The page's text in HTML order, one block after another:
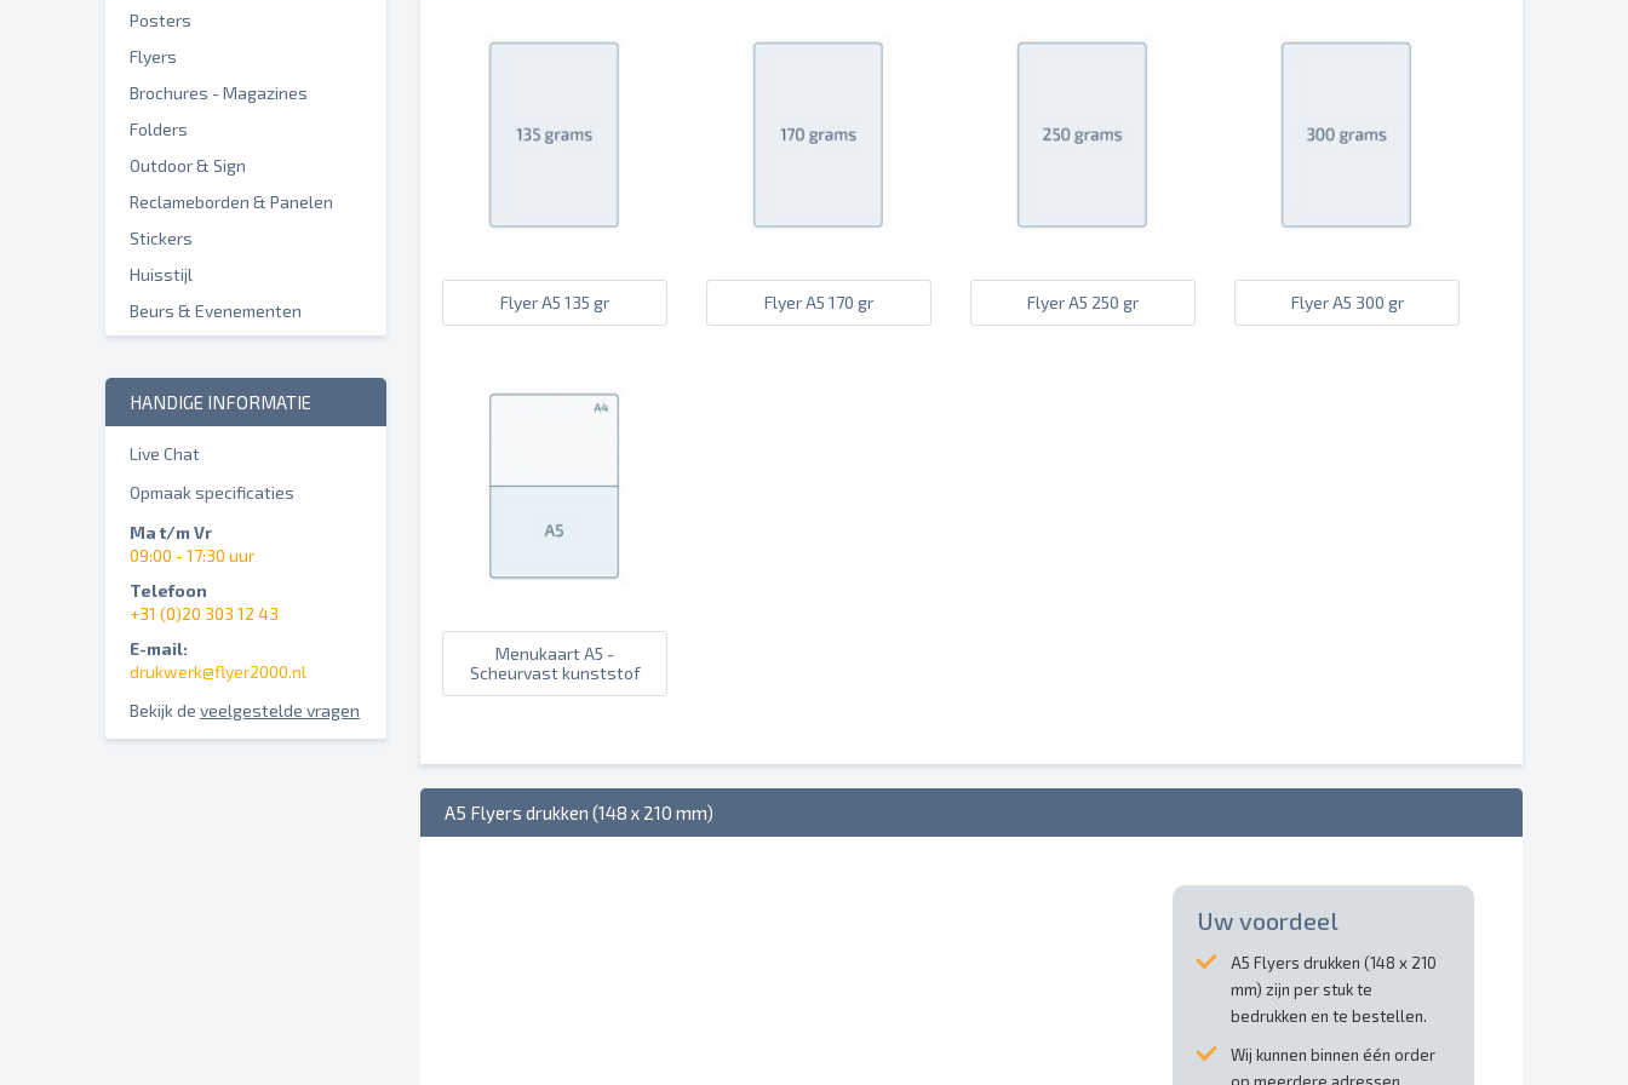
Posters
Flyers
Brochures - Magazines
Folders
Outdoor & Sign
Reclameborden & Panelen
Stickers
Huisstijl
Beurs & Evenementen
HANDIGE INFORMATIE
Live Chat
Opmaak specificaties
Ma t/m Vr
09:00 - 17:30 uur
Telefoon
+31 (0)20 303 12 43
E-mail:
drukwerk@flyer2000.nl
Bekijk de veelgestelde vragen
Flyer A5 135 gr Flyer A5 170 gr Flyer A5 250 gr Flyer A5 300 gr
Menukaart A5 -
Scheurvast kunststof
A5 Flyers drukken (148 x 210 mm)
Uw voordeel
A5 Flyers drukken (148 x 210
mm) zijn per stuk te
bedrukken en te bestellen.
Wij kunnen binnen één order